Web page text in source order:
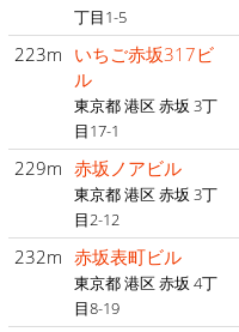
丁目1-5
223m いちご赤坂317ビ
ル
東京都 港区 赤坂 3丁
目17-1
229m 赤坂ノアビル
東京都 港区 赤坂 3丁
目2-12
232m 赤坂表町ビル
東京都 港区 赤坂 4丁
目8-19